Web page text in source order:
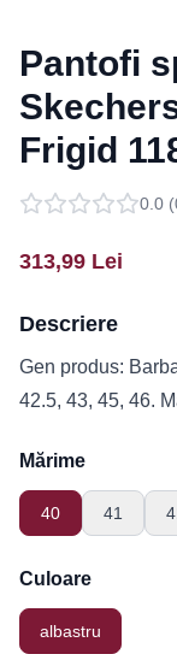
Pantofi
Frigid
0.0 (
313,99 Lei
Descriere
Gen produs:
42.5, 43, 45, 46.
Mărime
40 41
Culoare
albastru